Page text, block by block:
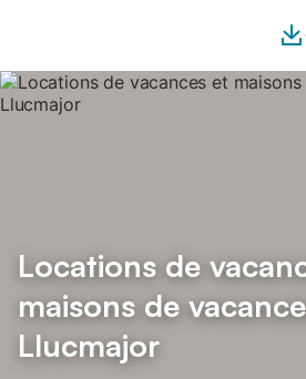
Locations de
maisons de
Llucmajor